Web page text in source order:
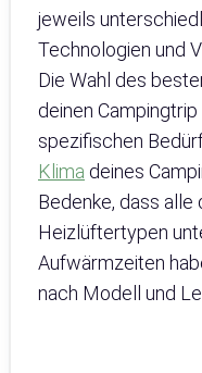
jeweils
Technologien und
Die Wahl des
deinen
spezifischen
Klima deines
Bedenke, dass alle
Heizlüftertypen
Aufwärmzeiten
nach Modell und